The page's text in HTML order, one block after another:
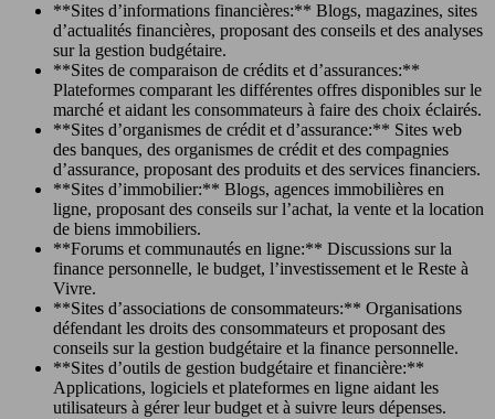
**Sites d’informations financières:** Blogs, magazines, sites
d’actualités financières, proposant des conseils et des analyses
sur la gestion budgétaire.
**Sites de comparaison de crédits et d’assurances:**
Plateformes comparant les différentes offres disponibles sur le
marché et aidant les consommateurs à faire des choix éclairés.
**Sites d’organismes de crédit et d’assurance:** Sites web
des banques, des organismes de crédit et des compagnies
d’assurance, proposant des produits et des services financiers.
**Sites d’immobilier:** Blogs, agences immobilières en
ligne, proposant des conseils sur l’achat, la vente et la location
de biens immobiliers.
**Forums et communautés en ligne:** Discussions sur la
finance personnelle, le budget, l’investissement et le Reste à
Vivre.
**Sites d’associations de consommateurs:** Organisations
défendant les droits des consommateurs et proposant des
conseils sur la gestion budgétaire et la finance personnelle.
**Sites d’outils de gestion budgétaire et financière:**
Applications, logiciels et plateformes en ligne aidant les
utilisateurs à gérer leur budget et à suivre leurs dépenses.